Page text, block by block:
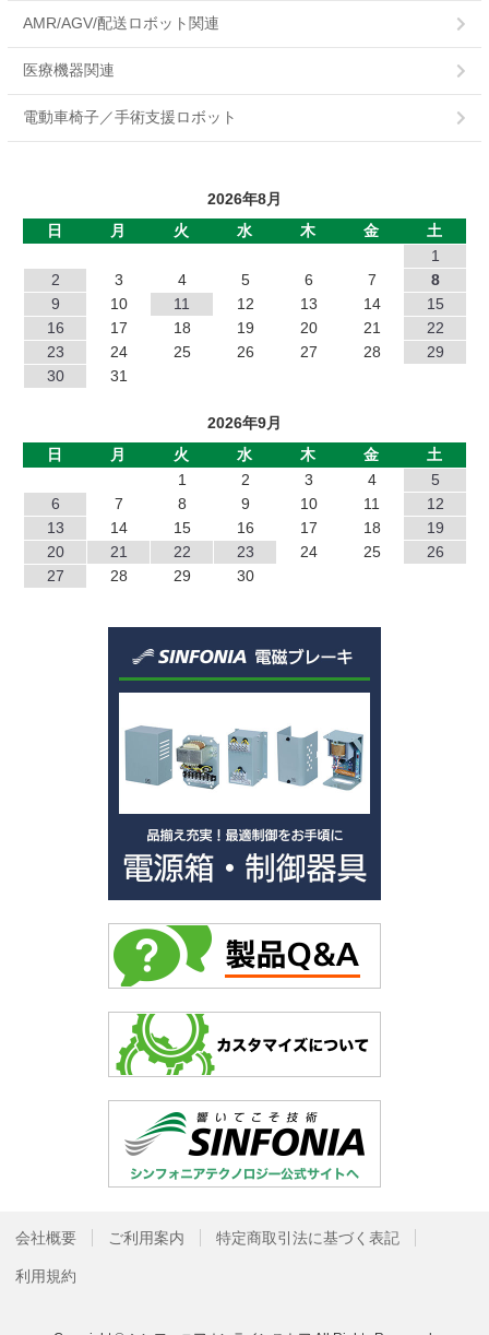
POB
MHワンショット
EMP
DMP
NC
AMR/AGV/配送ロボット関連
医療機器関連
電動車椅子／手術支援ロボット
2026年8月
日
月 火 水 木 金
土
1
2
3 4 5 6 7
8
9
10 11 12 13 14
15
16
17 18 19 20 21
22
23
24 25 26 27 28
29
30
31
2026年9月
日
月 火 水 木 金
土
1
2 3 4
5
6
7 8 9 10 11
12
13
14 15 16 17 18
19
20
21 22 23 24 25
26
27
28 29 30
会社概要 ご利用案内 特定商取引法に基づく表記
利用規約